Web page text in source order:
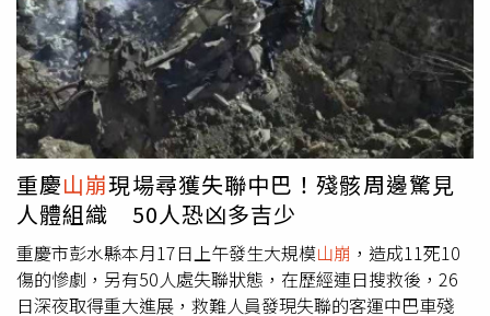
馬可仕於2022年就任，任期6年，今年的國情咨文也是卸任
前倒數第二次年度施政報告。由於演說前數小時，馬尼拉司
法部大門外發生疑似土製爆裂物爆炸，參議院附近又發現另
一枚疑似爆裂物，加上多個團體號召示威，警方動員超過2
萬3000名警力，在國會、總統府馬拉坎南宮（Malacañang
Palace）及主要道路周邊架設鐵絲網、路障並加強戒備。警
方初步研判，兩起爆炸事件極可能有所關聯，目前仍持續追
查幕後犯案者。儘管維安氣氛緊張，小馬可仕仍將焦點放在
持續延燒近一年的防洪工程弊案。他表示，政府依照金流及
證據持續追查，目前已有多名承包商、公共工程部高階官員
及國會議員遭到起訴或逮捕，監察專員辦公室也將對前眾議
院議長羅慕德茲提出多項刑事控告。菲律賓政府宣布已凍結
重慶山崩現場尋獲失聯中巴！殘骸周邊驚見
人體組織 50人恐凶多吉少
重慶市彭水縣本月17日上午發生大規模山崩 ，造成11死10
傷的慘劇，另有50人處失聯狀態，在歷經連日搜救後，26
日深夜取得重大進展，救難人員發現失聯的客運中巴車殘